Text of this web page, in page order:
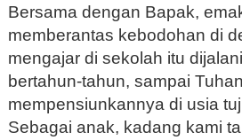
Bersama dengan Bapak,
memberantas kebodohan di
mengajar di sekolah itu
bertahun-tahun, sampai Tuhan
mempensiunkannya di usia
Sebagai anak, kadang kami